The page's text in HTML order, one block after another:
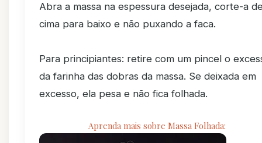
Abra a massa na espessura desejada, corte-a
cima para baixo e não puxando a faca.
Para principiantes: retire com um pincel o
da farinha das dobras da massa. Se deixada em
excesso, ela pesa e não fica folhada.
Aprenda mais sobre Massa Folhada: